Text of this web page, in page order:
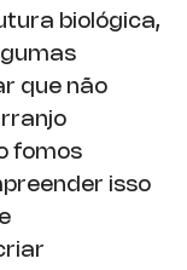
biológica,
que não
fomos
isso